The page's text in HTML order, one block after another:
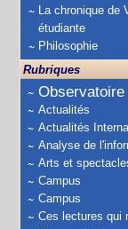
La chronique de
étudiante
Philosophie
Rubriques
Actualités
Actualités
Analyse de
Arts et
Campus
Campus
Ces lectures qui